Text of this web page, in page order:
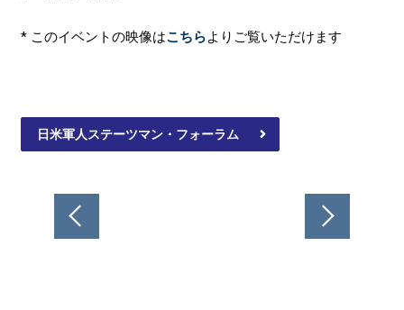
* このイベントの映像はこちらよりご覧いただけます
日米軍人ステーツマン・フォーラム